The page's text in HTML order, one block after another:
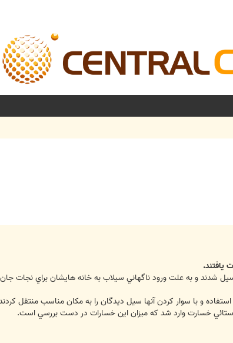
يافتند.
شدند و به علت ورود ناگهاني سيلاب به خانه هايشان براي نجات
استفاده و با سوار کردن آنها سيل ديدگان را به مکان مناسب منتقل
خسارت وارد شد که ميزان اين خسارات در دست بررسي است.